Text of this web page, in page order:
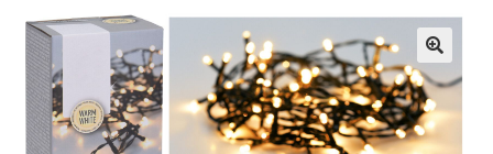
Tuin
Gereedschap